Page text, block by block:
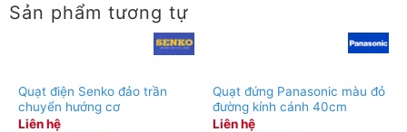
Sản phẩm tương tự
Quạt điện Senko đảo trần
chuyển hướng cơ
Liên hệ
Quạt đứng Panasonic màu đỏ
đường kính cánh 40cm
Liên hệ